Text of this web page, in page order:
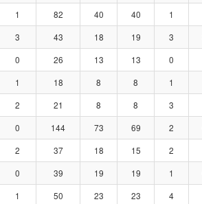
1 82 40 40 1
3 43 18 19 3
0 26 13 13 0
1 18 8 8 1
2 21 8 8 3
0 144 73 69 2
2 37 18 15 2
0 39 19 19 1
1 50 23 23 4